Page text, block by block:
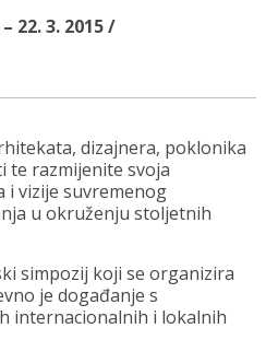
22. 3. 2015 /
dizajnera, poklonika
razmijenite svoja
i vizije suvremenog
u okruženju stoljetnih
simpozij koji se organizira
je događanje s
internacionalnih i lokalnih